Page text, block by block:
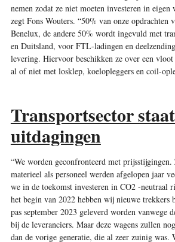
nemen zodat ze niet moeten investeren in eigen
zegt Fons Wouters. “50% van onze opdrachten
Benelux, de andere 50% wordt ingevuld met
en Duitsland, voor FTL-ladingen en
levering. Hiervoor beschikken ze over een
al of niet met losklep, koelopleggers en coil-
Transportsector
uitdagingen
“We worden geconfronteerd met
materieel als personeel werden afgelopen jaar
we in de toekomst investeren in CO2 -neutraal
het begin van 2022 hebben wij nieuwe trekkers
pas september 2023 geleverd worden vanwege
bij de leveranciers. Maar deze wagens zullen
dan de vorige generatie, die al zeer zuinig was.